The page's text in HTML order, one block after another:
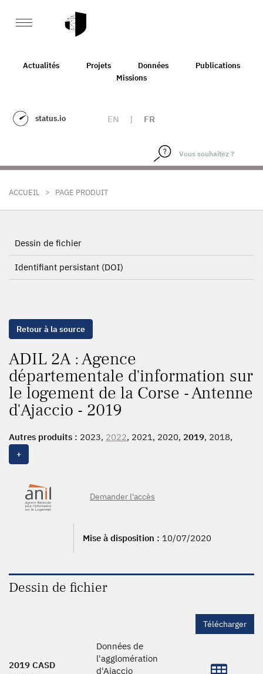
Actualités Projets Données
Publications
Missions
status.io EN | FR
ACCUEIL > PAGE PRODUIT
Dessin de fichier
Identifiant persistant (DOI)
Retour à la source
ADIL 2A : Agence
départementale d'information sur
le logement de la Corse - Antenne
d'Ajaccio - 2019
Autres produits : 2023, 2022, 2021, 2020, 2019, 2018,
2017
+
Demander l'accès
Mise à disposition : 10/07/2020
Dessin de fichier
Télécharger
2019 CASD
Données de
l'agglomération
d'Ajaccio